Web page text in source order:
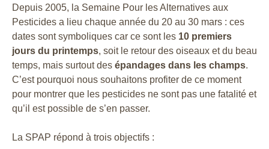
Depuis 2005, la Semaine Pour les Alternatives aux
Pesticides a lieu chaque année du 20 au 30 mars : ces
dates sont symboliques car ce sont les 10 premiers
jours du printemps, soit le retour des oiseaux et du beau
temps, mais surtout des épandages dans les champs.
C’est pourquoi nous souhaitons profiter de ce moment
pour montrer que les pesticides ne sont pas une fatalité et
qu’il est possible de s’en passer.
La SPAP répond à trois objectifs :